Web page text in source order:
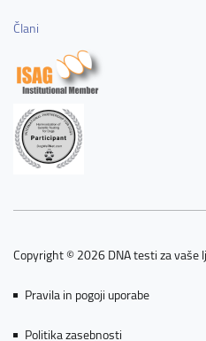
Člani
Copyright © 2026 DNA testi za vaše
Pravila in pogoji uporabe
Politika zasebnosti